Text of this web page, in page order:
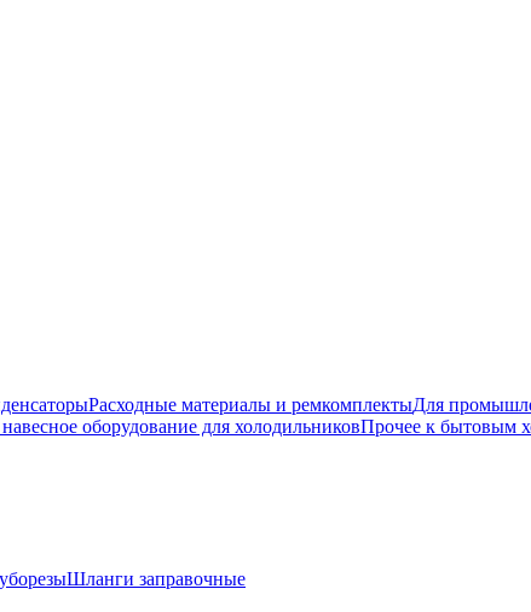
Расходные материалы и ремкомплектыДля
оборудование для холодильниковПрочее к бытовым
Шланги заправочные